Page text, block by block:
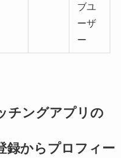
ブユ
ーザ
ー
チングアプリの
録からプロフィー